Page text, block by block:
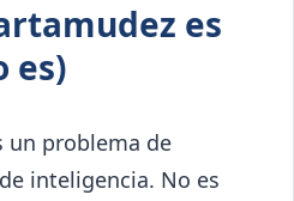
es
es)
un problema de
inteligencia. No es